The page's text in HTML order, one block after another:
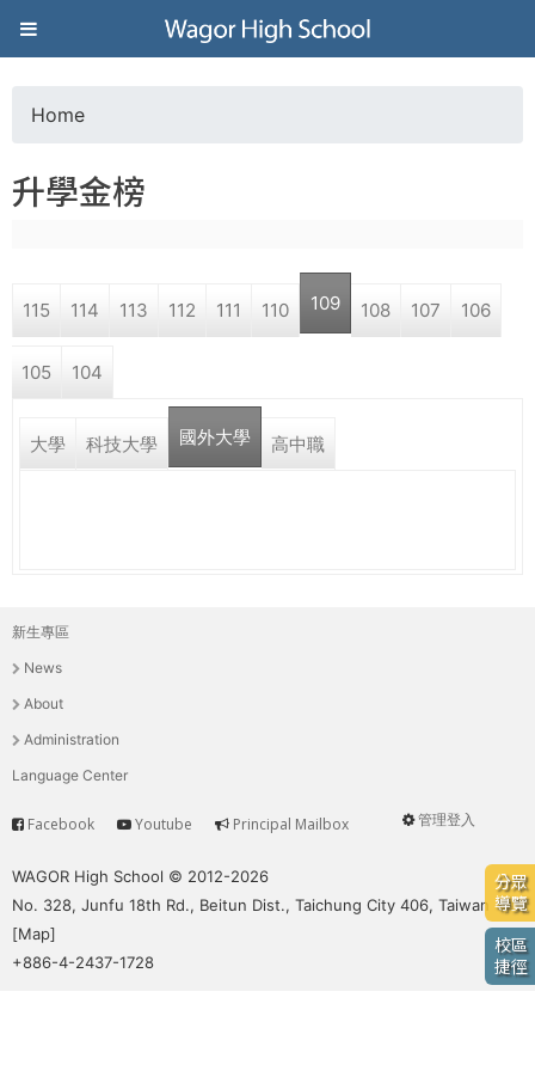
Jump to navigation
葳
格
高
學
培
養
具
國
移
動
的
世
界
公
o
a
r
e
r
e
Home
升學金榜
115 114 113 112 111 110 109 108 107 106
105 104
大學 科技大學 國外大學 高中職
分眾
導覽
校區
捷徑
主
選
單
新生專區
News
About
Administration
Language Center
User
管理登入
Service
Facebook Youtube Principal Mailbox
WAGOR High School © 2012-2026
No. 328, Junfu 18th Rd., Beitun Dist., Taichung City 406, Taiwan
[Map]
+886-4-2437-1728